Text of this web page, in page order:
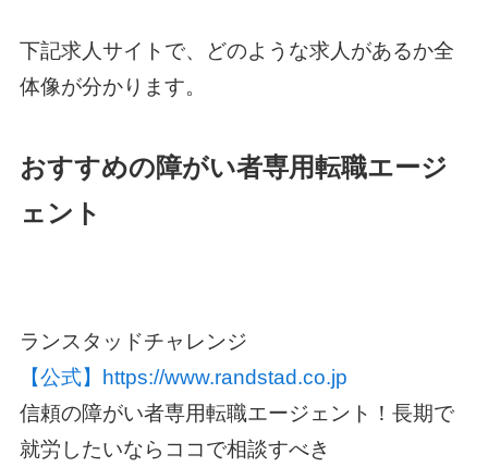
下記求人サイトで、どのような求人があるか全
体像が分かります。
おすすめの障がい者専用転職エージ
ェント
ランスタッドチャレンジ
【公式】https://www.randstad.co.jp
信頼の障がい者専用転職エージェント！長期で
就労したいならココで相談すべき